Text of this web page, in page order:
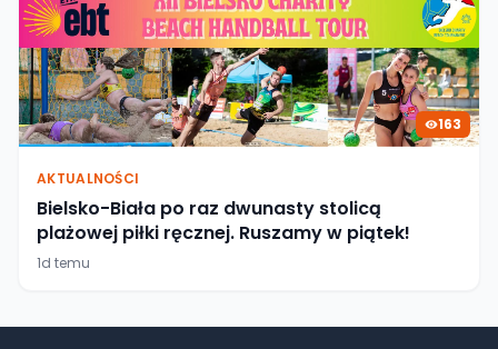
163
AKTUALNOŚCI
Bielsko-Biała po raz dwunasty stolicą
plażowej piłki ręcznej. Ruszamy w piątek!
1d temu